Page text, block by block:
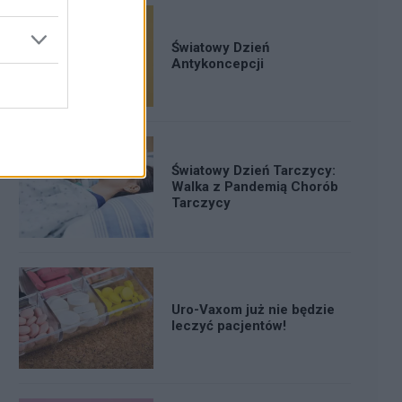
Światowy Dzień
Antykoncepcji
Światowy Dzień Tarczycy:
Walka z Pandemią Chorób
Tarczycy
Uro-Vaxom już nie będzie
leczyć pacjentów!